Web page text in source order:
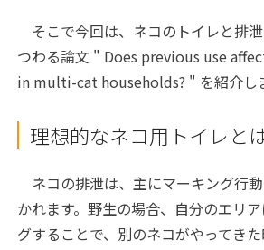
そこで今回は、ネコのトイレと排
つわる論文 " Does previous use
in multi-cat households? " を紹介し
理想的なネコ用トイレと
ネコの排泄は、主にマーキング行
かれます。野生の場合、自分のエリ
グすることで、別のネコがやってき